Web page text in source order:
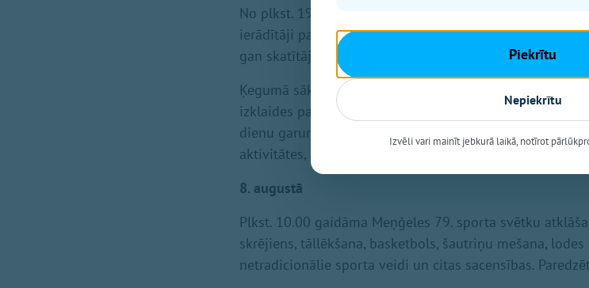
No plkst. 19.00 līdz 21.00 Neatkarības laukumā, Ogrē,
ierādītāji palīdzēs apgūt deju soļus, bet spēlmaņi
gan skatītāji un klausītāji, gan dancotāji un muzikanti!
Ķegumā sāksies sporta un izklaides festivāls “Vīru
izklaides pasākums, kas ik gadu pulcē gan dalībniekus,
dienu garumā apmeklētājus sagaida aizraujošas
aktivitātes, atrakcijas ģimenēm ar bērniem un koncerti.
8. augustā
Plkst. 10.00 gaidāma Meņģeles 79. sporta svētku
skrējiens, tāllēkšana, basketbols, šautriņu mešana,
netradicionālie sporta veidi un citas sacensības.
Piekrītu
Nepiekrītu
Izvēli vari mainīt jebkurā laikā, notīrot